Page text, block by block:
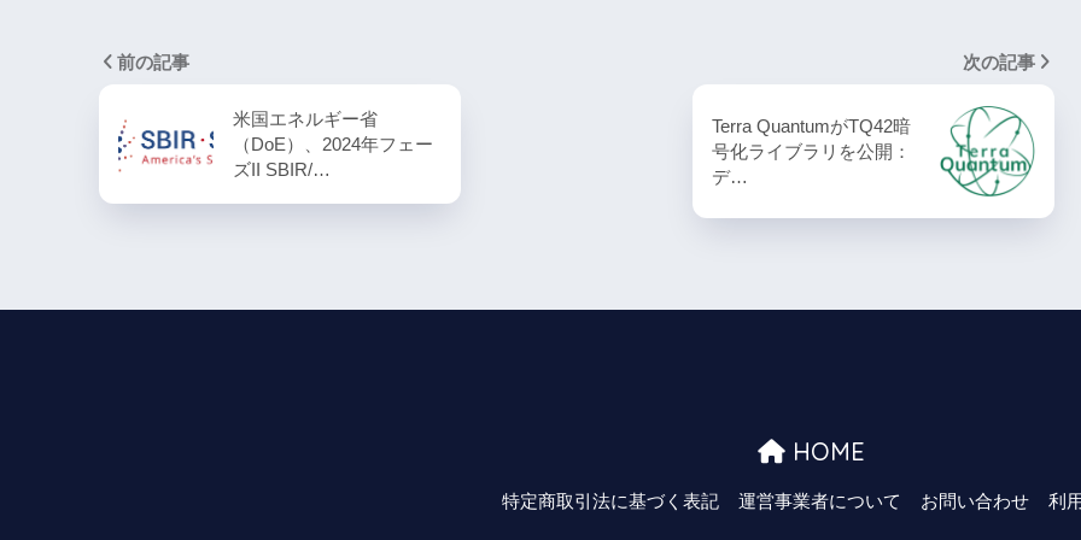
前の記事
米国エネルギー省
（DoE）、2024年フェー
ズII SBIR/…
次の記事
Terra QuantumがTQ42暗
号化ライブラリを公開：
デ…
HOME
特定商取引法に基づく表記 運営事業者について お問い合わせ 利